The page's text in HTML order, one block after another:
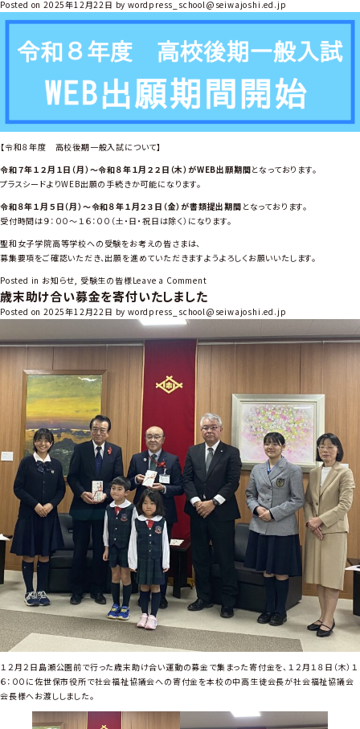
和
年
度
高
期
入
W
E
願
開
始
Posted on 2025年12月22日 bywordpress_school@seiwajoshi.ed.jp
【令和８年度 高校後期一般入試について】
令和７年１２月１日（月）～令和８年１月２２日（木）がWEB出願期間となっております。
プラスシードよりWEB出願の手続きか可能になります。
令和８年１月５日（月）～令和８年１月２３日（金）が書類提出期間 となっております。
受付時間は９：００～１６：００（土・日・祝日は除く）になります。
聖和女子学院高等学校への受験をお考えの皆さまは、
募集要項をご確認いただき、出願を進めていただきますようよろしくお願いいたします。
Posted in お知らせ 受験生の皆様Leave a Commento
n
令
和
８
年
度
後
期
一
般
入
試
W
B
開
始
歳末助け合い募金を寄付いたしました
Posted on 2025年12月22日 bywordpress_school@seiwajoshi.ed.jp
１２月２日島瀬公園前で行った歳末助け合い運動の募金で集まった寄付金を、１２月１８日（木）１
６：００に佐世保市役所で社会福祉協議会への寄付金を本校の中高生徒会長が社会福祉協議会
会長様へお渡ししました。